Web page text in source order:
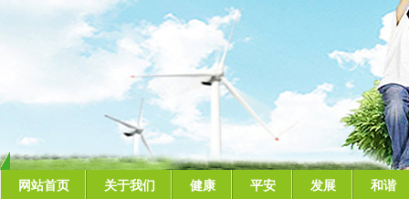
网站首页 关于我们 健康 平安 发展 和谐